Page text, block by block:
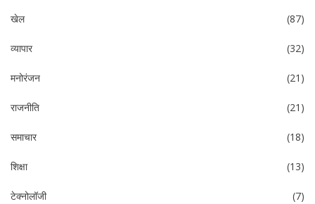
खेल (87)
व्यापार (32)
मनोरंजन (21)
राजनीति (21)
समाचार (18)
शिक्षा (13)
टेक्नोलॉजी (7)